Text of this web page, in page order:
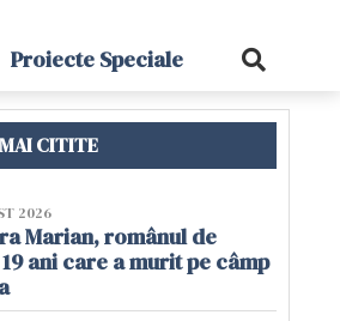
Proiecte Speciale
CITITE
2026
Marian, românul de
ani care a murit pe câmp